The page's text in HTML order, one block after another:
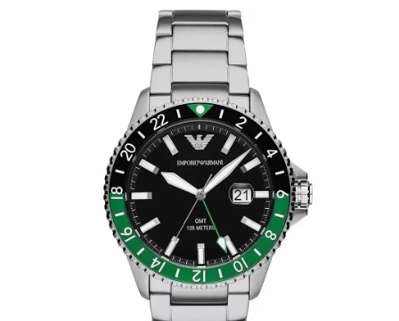
je
0,0
z
5
hvězdiček.